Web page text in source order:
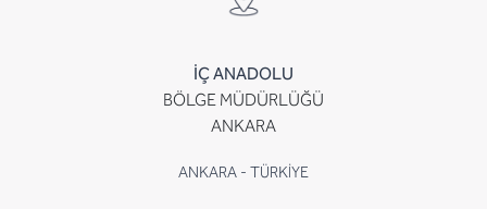
İÇ ANADOLU
BÖLGE MÜDÜRLÜĞÜ
ANKARA
ANKARA - TÜRKİYE